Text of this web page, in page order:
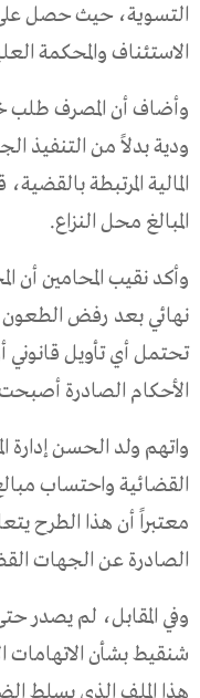
التسوية، حيث حصل
الاستئناف والمحكمة
وأضاف أن المصرف طلب
ودية بدلاً من التنفيذ
المالية المرتبطة
المبالغ محل النزاع.
وأكد نقيب المحامين أن
نهائي بعد رفض الطعون
تحتمل أي تأويل
الأحكام الصادرة
واتهم ولد الحسن إدارة
القضائية واحتساب
معتبراً أن هذا الطرح
الصادرة عن الجهات
وفي المقابل، لم يصدر
شنقيط بشأن الاتهامات
هذا الملف الذي يسلط